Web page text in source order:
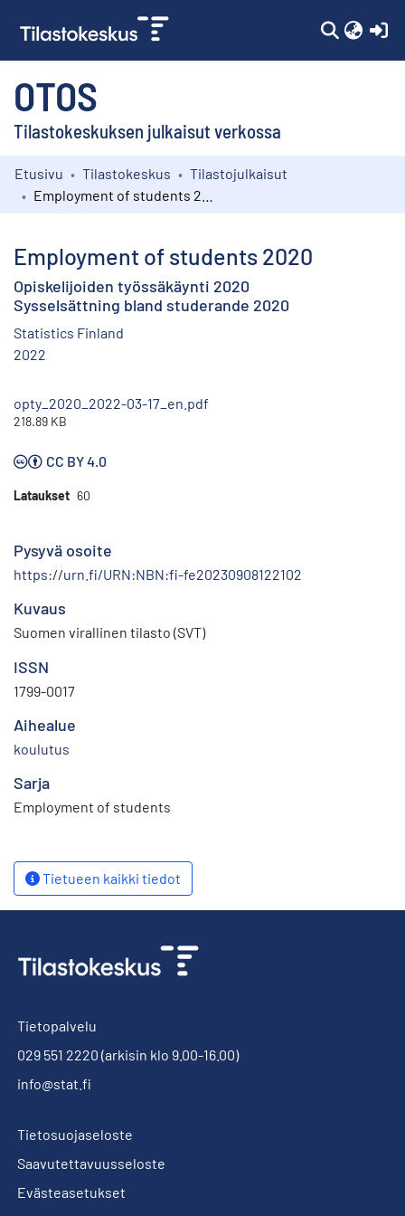
OTOS
Tilastokeskuksen julkaisut verkossa
Kokoelmat
Etusivu Tilastokeskus
Tilastojulkaisut
Employment of students 2020
Opiskelijoiden työssäkäynti 2020
Sysselsättning bland studerande 2020
Statistics Finland
2022
opty_2020_2022-03-17_en.pdf
218.89 KB
CC BY 4.0
Lataukset 60
Pysyvä osoite
https://urn.fi/URN:NBN:fi-fe20230908122102
Kuvaus
Suomen virallinen tilasto (SVT)
ISSN
1799-0017
Aihealue
koulutus
Sarja
Employment of students
Tietueen kaikki tiedot
Tietopalvelu
029 551 2220 (arkisin klo 9.00-16.00)
info@stat.fi
Tietosuojaseloste
Saavutettavuusseloste
Evästeasetukset